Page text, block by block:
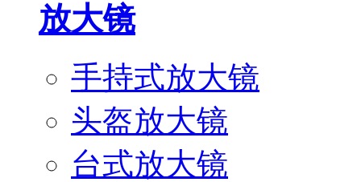
放大镜
手持式放大镜
头盔放大镜
台式放大镜